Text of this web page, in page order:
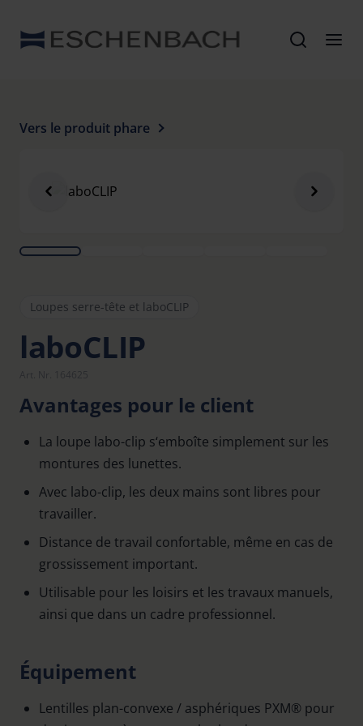
Vers le produit phare
Loupes serre-tête et laboCLIP
laboCLIP
Avantages pour le client
La loupe labo-clip s‘emboîte simplement sur les
montures des lunettes.
Avec labo-clip, les deux mains sont libres pour
travailler.
Distance de travail confortable, même en cas de
grossissement important.
Utilisable pour les loisirs et les travaux manuels,
ainsi que dans un cadre professionnel.
Équipement
Lentilles plan-convexe / asphériques PXM® pour